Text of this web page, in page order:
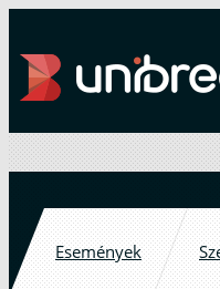
Események